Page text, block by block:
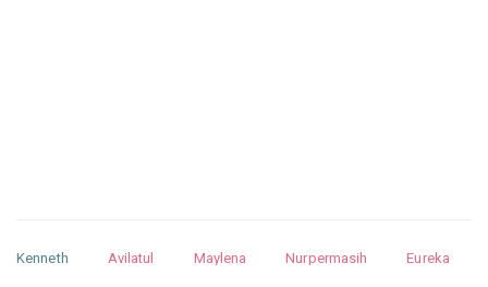
Kenneth Avilatul Maylena Nurpermasih
Eureka